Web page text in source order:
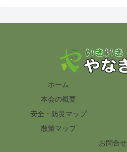
ホーム
本会の概要
安全・防災マップ
散策マップ
お問合せ